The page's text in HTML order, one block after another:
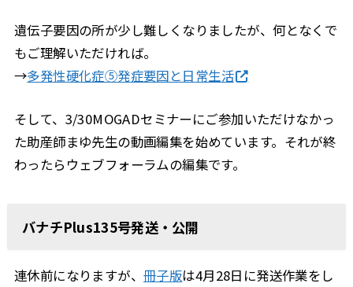
遺伝子要因の所が少し難しくなりましたが、何となくで
もご理解いただければ。
→多発性硬化症⑤発症要因と日常生活
そして、3/30MOGADセミナーにご参加いただけなかっ
た助産師まゆ先生の動画編集を始めています。それが終
わったらウェブフォーラムの編集です。
バナチPlus135号発送・公開
連休前になりますが、冊子版は4月28日に発送作業をし